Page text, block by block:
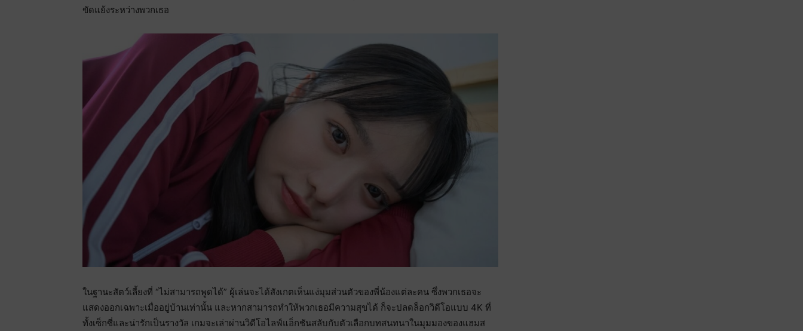
ขัดแย้งระหว่างพวกเธอ
ในฐานะสัตว์เลี้ยงที่ “ไม่สามารถพูดได้” ผู้เล่นจะได้สังเกตเห็นแง่มุมส่วนตัวของพี่น้องแต่ละคน ซึ่งพวกเธอจะ
แสดงออกเฉพาะเมื่ออยู่บ้านเท่านั้น และหากสามารถทำให้พวกเธอมีความสุขได้ ก็จะปลดล็อกวิดีโอแบบ 4K ที่
ทั้งเซ็กซี่และน่ารักเป็นรางวัล เกมจะเล่าผ่านวิดีโอไลฟ์แอ็กชันสลับกับตัวเลือกบทสนทนาในมุมมองของแฮมส